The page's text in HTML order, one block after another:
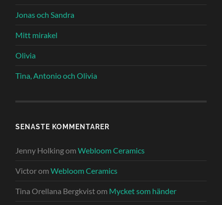
Jonas och Sandra
Mitt mirakel
Olivia
Tina, Antonio och Olivia
SENASTE KOMMENTARER
Jenny HolkingomWebloom Ceramics
VictoromWebloom Ceramics
Tina Orellana Bergkvistom Mycket som händer